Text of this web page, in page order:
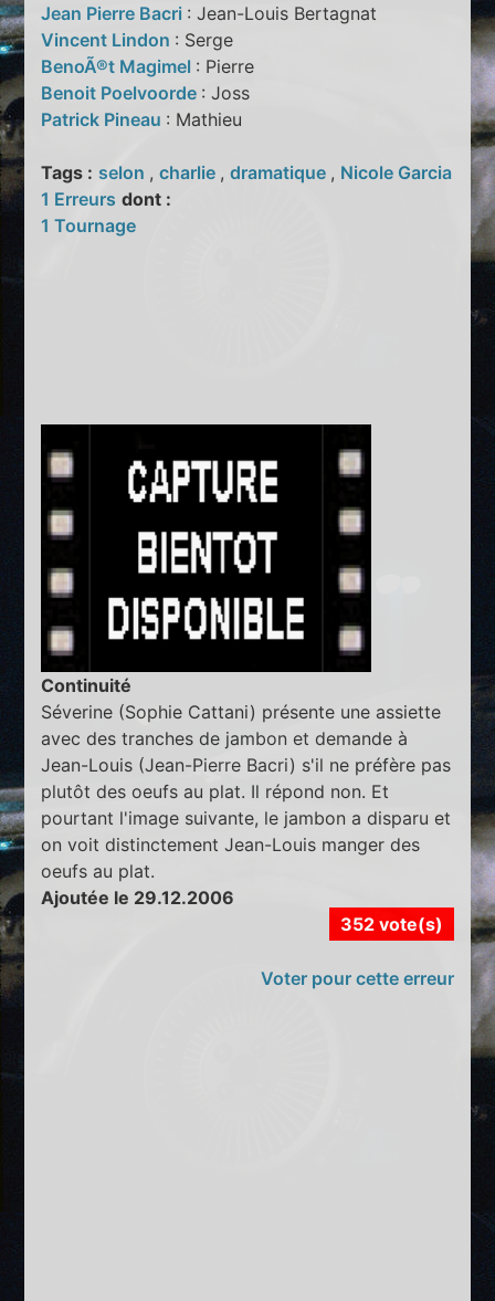
Jean Pierre Bacri : Jean-Louis Bertagnat
Vincent Lindon : Serge
BenoÃ®t Magimel : Pierre
Benoit Poelvoorde : Joss
Patrick Pineau : Mathieu
Tags : selon ,charlie ,dramatique , Nicole Garcia
1 Erreurs dont :
1 Tournage
Continuité
Séverine (Sophie Cattani) présente une assiette
avec des tranches de jambon et demande à
Jean-Louis (Jean-Pierre Bacri) s'il ne préfère pas
plutôt des oeufs au plat. Il répond non. Et
pourtant l'image suivante, le jambon a disparu et
on voit distinctement Jean-Louis manger des
oeufs au plat.
Ajoutée le 29.12.2006
352 vote(s)
Voter pour cette erreur